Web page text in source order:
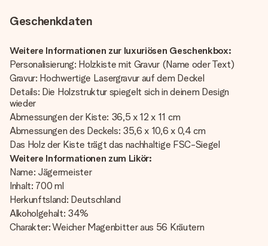
Geschenkdaten
Weitere Informationen zur luxuriösen Geschenkbox:
Personalisierung: Holzkiste mit Gravur (Name oder Text)
Gravur: Hochwertige Lasergravur auf dem Deckel
Details: Die Holzstruktur spiegelt sich in deinem Design
wieder
Abmessungen der Kiste: 36,5 x 12 x 11 cm
Abmessungen des Deckels: 35,6 x 10,6 x 0,4 cm
Das Holz der Kiste trägt das nachhaltige FSC-Siegel
Weitere Informationen zum Likör:
Name: Jägermeister
Inhalt: 700 ml
Herkunftsland: Deutschland
Alkoholgehalt: 34%
Charakter: Weicher Magenbitter aus 56 Kräutern